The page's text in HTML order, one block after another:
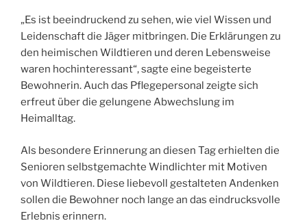
„Es ist beeindruckend zu sehen, wie viel Wissen und
Leidenschaft die Jäger mitbringen. Die Erklärungen zu
den heimischen Wildtieren und deren Lebensweise
waren hochinteressant“, sagte eine begeisterte
Bewohnerin. Auch das Pflegepersonal zeigte sich
erfreut über die gelungene Abwechslung im
Heimalltag.
Als besondere Erinnerung an diesen Tag erhielten die
Senioren selbstgemachte Windlichter mit Motiven
von Wildtieren. Diese liebevoll gestalteten Andenken
sollen die Bewohner noch lange an das eindrucksvolle
Erlebnis erinnern.